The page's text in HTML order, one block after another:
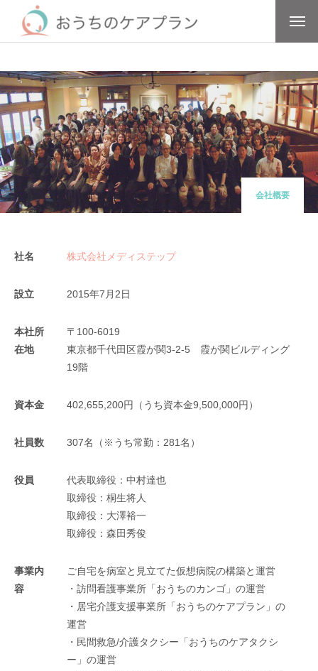
会社概要
社名 株式会社メディステップ
設立 2015年7月2日
本社所
在地
〒100-6019
東京都千代田区霞が関3-2-5 霞が関ビルディング
19階
資本金 402,655,200円（うち資本金9,500,000円）
社員数 307名（※うち常勤：281名）
役員
代表取締役：中村達也
取締役：桐生将人
取締役：大澤裕一
取締役：森田秀俊
事業内
容
ご自宅を病室と見立てた仮想病院の構築と運営
・訪問看護事業所「おうちのカンゴ」の運営
・居宅介護支援事業所「おうちのケアプラン」の
運営
・ 民間救急/介護タクシー「おうちのケアタクシ
ー」の運営